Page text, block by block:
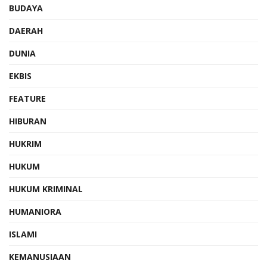
BUDAYA
DAERAH
DUNIA
EKBIS
FEATURE
HIBURAN
HUKRIM
HUKUM
HUKUM KRIMINAL
HUMANIORA
ISLAMI
KEMANUSIAAN